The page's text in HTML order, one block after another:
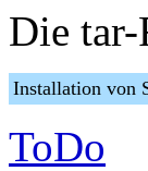
Die
Installation von
ToDo